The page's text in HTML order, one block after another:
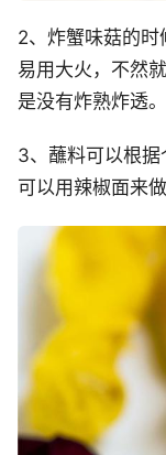
2、炸蟹味菇的
易用大火，不然
是没有炸熟炸透。
3、蘸料可以根
可以用辣椒面来